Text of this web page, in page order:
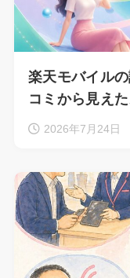
楽天モバイル
コミから見え
2026年7月24日